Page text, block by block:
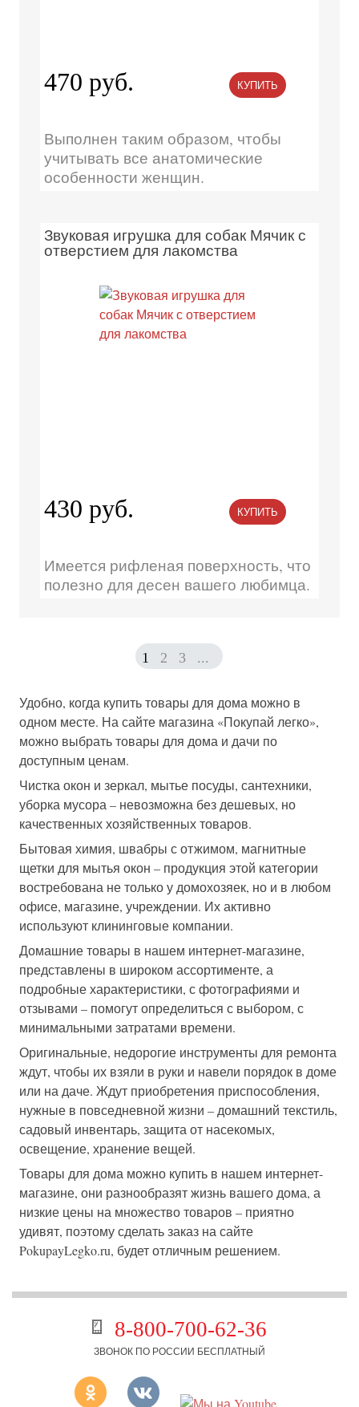
470 руб. КУПИТЬ
Выполнен таким образом, чтобы
учитывать все анатомические
особенности женщин.
Звуковая игрушка для собак Мячик с
отверстием для лакомства
430 руб. КУПИТЬ
Имеется рифленая поверхность, что
полезно для десен вашего любимца.
1 2 3 ...
Удобно, когда купить товары для дома можно в
одном месте. На сайте магазина «Покупай легко»,
можно выбрать товары для дома и дачи по
доступным ценам.
Чистка окон и зеркал, мытье посуды, сантехники,
уборка мусора – невозможна без дешевых, но
качественных хозяйственных товаров.
Бытовая химия, швабры с отжимом, магнитные
щетки для мытья окон – продукция этой категории
востребована не только у домохозяек, но и в любом
офисе, магазине, учреждении. Их активно
используют клининговые компании.
Домашние товары в нашем интернет-магазине,
представлены в широком ассортименте, а
подробные характеристики, с фотографиями и
отзывами – помогут определиться с выбором, с
минимальными затратами времени.
Оригинальные, недорогие инструменты для ремонта
ждут, чтобы их взяли в руки и навели порядок в доме
или на даче. Ждут приобретения приспособления,
нужные в повседневной жизни – домашний текстиль,
садовый инвентарь, защита от насекомых,
освещение, хранение вещей.
Товары для дома можно купить в нашем интернет-
магазине, они разнообразят жизнь вашего дома, а
низкие цены на множество товаров – приятно
удивят, поэтому сделать заказ на сайте
PokupayLegko.ru, будет отличным решением.
8-800-700-62-36
ЗВОНОК ПО РОССИИ БЕСПЛАТНЫЙ